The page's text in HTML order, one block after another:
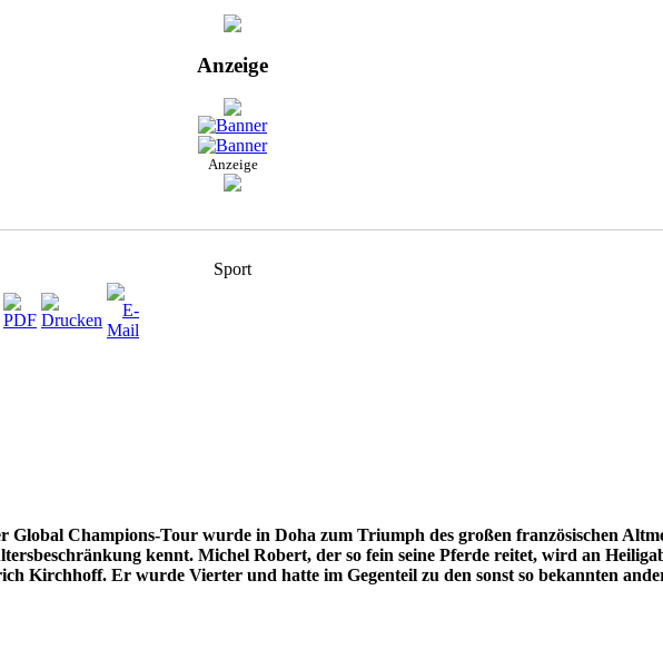
Anzeige
Anzeige
Sport
Global Champions-Tour wurde in Doha zum Triumph des großen französischen
kennt. Michel Robert, der so fein seine Pferde reitet, wird an
Kirchhoff. Er wurde Vierter und hatte im Gegenteil zu den sonst so bekannten